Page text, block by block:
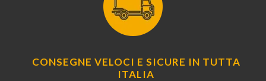
CONSEGNE VELOCI E SICURE IN TUTTA
ITALIA